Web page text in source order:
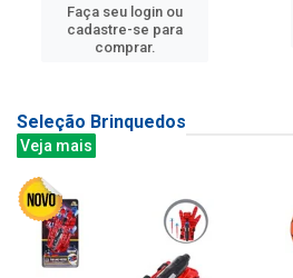
Faça seu login ou
cadastre-se para
comprar.
Seleção Brinquedos
Veja mais